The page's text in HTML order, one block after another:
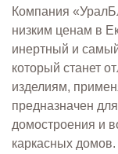
Компания
низким ценам в
инертный и
который станет
изделиям,
предназначен
домостроения и
каркасных